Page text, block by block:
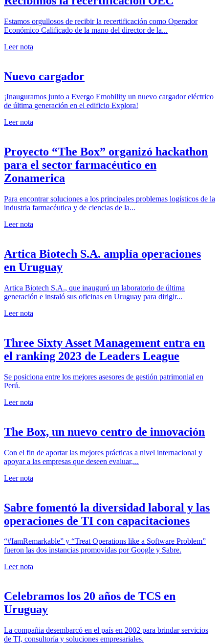
Estamos orgullosos de recibir la recertificación como Operador
Económico Calificado de la mano del director de la...
Leer nota
Nuevo cargador
¡Inauguramos junto a Evergo Emobility un nuevo cargador eléctrico
de última generación en el edificio Explora!
Leer nota
Proyecto “The Box” organizó hackathon
para el sector farmacéutico en
Zonamerica
Para encontrar soluciones a los principales problemas logísticos de la
industria farmacéutica y de ciencias de la...
Leer nota
Artica Biotech S.A. amplía operaciones
en Uruguay
Artica Biotech S.A., que inauguró un laboratorio de última
generación e instaló sus oficinas en Uruguay para dirigir...
Leer nota
Three Sixty Asset Management entra en
el ranking 2023 de Leaders League
Se posiciona entre los mejores asesores de gestión patrimonial en
Perú.
Leer nota
The Box, un nuevo centro de innovación
Con el fin de aportar las mejores prácticas a nivel internacional y
apoyar a las empresas que deseen evaluar,...
Leer nota
Sabre fomentó la diversidad laboral y las
operaciones de TI con capacitaciones
“#IamRemarkable” y “Treat Operations like a Software Problem”
fueron las dos instancias promovidas por Google y Sabre.
Leer nota
Celebramos los 20 años de TCS en
Uruguay
La compañia desembarcó en el país en 2002 para brindar servicios
de TI, consultoría y soluciones empresariales.